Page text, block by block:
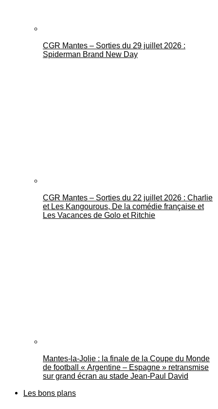
CGR Mantes – Sorties du 29 juillet 2026 :
Spiderman Brand New Day
CGR Mantes – Sorties du 22 juillet 2026 : Charlie
et Les Kangourous, De la comédie française et
Les Vacances de Golo et Ritchie
Mantes-la-Jolie : la finale de la Coupe du Monde
de football « Argentine – Espagne » retransmise
sur grand écran au stade Jean-Paul David
Les bons plans